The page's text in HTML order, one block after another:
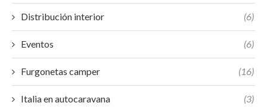
Distribución interior (6)
Eventos (6)
Furgonetas camper (16)
Italia en autocaravana (3)